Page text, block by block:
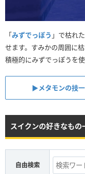
「みずでっぽう 」で枯れ
せます。すみかの周囲に
積極的にみずでっぽうを使
▶︎メタモンの技
スイクンの好きなもの
自由検索